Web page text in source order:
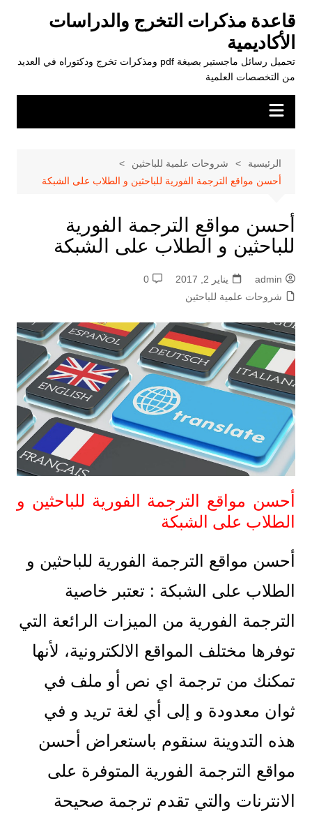
المحتوى
قاعدة مذكرات التخرج والدراسات
الأكاديمية
تحميل رسائل ماجستير بصيغة pdf ومذكرات تخرج ودكتوراه في العديد
من التخصصات العلمية
الرئيسية
شروحات علمية للباحثين
أحسن مواقع الترجمة الفورية للباحثين و الطلاب على الشبكة
أحسن مواقع الترجمة الفورية
للباحثين و الطلاب على الشبكة
admin يناير 2, 2017
0
شروحات علمية للباحثين
أحسن مواقع الترجمة الفورية للباحثين و
الطلاب على الشبكة
أحسن مواقع الترجمة الفورية للباحثين و
الطلاب على الشبكة : تعتبر خاصية
الترجمة الفورية من الميزات الرائعة التي
توفرها مختلف المواقع الالكترونية، لأنها
تمكنك من ترجمة اي نص أو ملف في
ثوان معدودة و إلى أي لغة تريد و في
هذه التدوينة سنقوم باستعراض أحسن
مواقع الترجمة الفورية المتوفرة على
الانترنات والتي تقدم ترجمة صحيحة